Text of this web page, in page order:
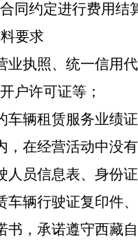
同约定进行费用结
要求
业执照、统一信用
户许可证等；
车辆租赁服务业绩
，在经营活动中没
人员信息表、身份
车辆行驶证复印件
书，承诺遵守西藏